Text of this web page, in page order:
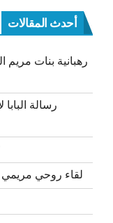
أحدث المقالات
رهبانية بنات مريم
لقاء روحي مريمي